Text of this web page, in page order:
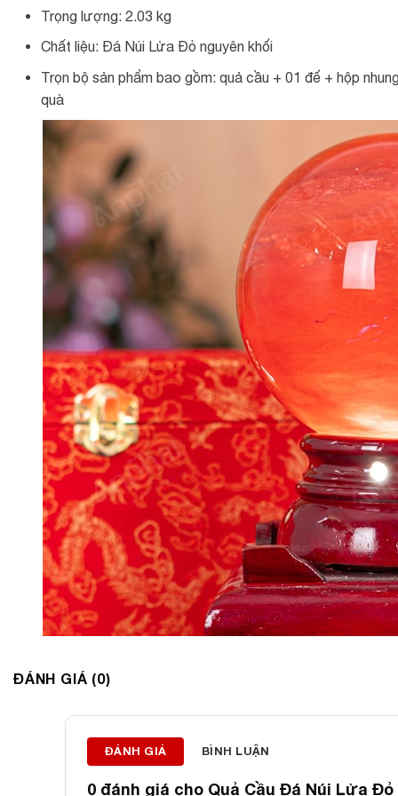
Trọng lượng: 2.03 kg
Chất liệu: Đá Núi Lửa Đỏ nguyên khối
Trọn bộ sản phẩm bao gồm: quả cầu + 01 đế + hộp
quà
ĐÁNH GIÁ (0)
ĐÁNH GIÁ BÌNH LUẬN
0 đánh giá cho Quả Cầu Đá Núi Lửa Đỏ